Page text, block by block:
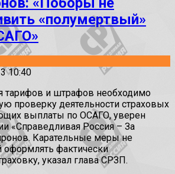
«полумертвый»
10:40
тарифов и штрафов необходимо
проверку деятельности страховых
выплаты по ОСАГО, уверен
«Справедливая Россия – За
Карательные меры не
оформлять фактически
указал глава СРЗП.